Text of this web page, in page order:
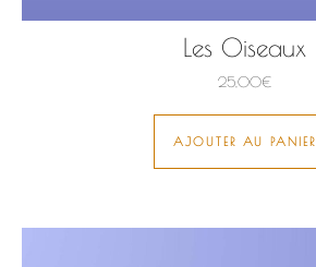
Les Oiseaux
25,00€
AJOUTER AU PANIER